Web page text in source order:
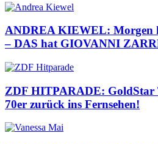
ANDREA KIEWEL: Morgen
– DAS hat GIOVANNI
ZDF HITPARADE: GoldStar
70er zurück ins Fernsehen!